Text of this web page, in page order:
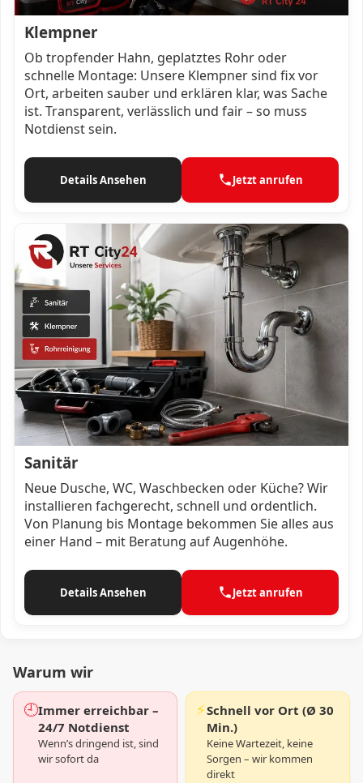
Klempner
Ob tropfender Hahn, geplatztes Rohr oder
schnelle Montage: Unsere Klempner sind fix vor
Ort, arbeiten sauber und erklären klar, was Sache
ist. Transparent, verlässlich und fair – so muss
Notdienst sein.
Details Ansehen Jetzt anrufen
Sanitär
Neue Dusche, WC, Waschbecken oder Küche? Wir
installieren fachgerecht, schnell und ordentlich.
Von Planung bis Montage bekommen Sie alles aus
einer Hand – mit Beratung auf Augenhöhe.
Details Ansehen Jetzt anrufen
Warum wir
🕘Immer erreichbar –
24/7 Notdienst
Wenn’s dringend ist, sind
wir sofort da
⚡Schnell vor Ort (Ø 30
Min.)
Keine Wartezeit, keine
Sorgen – wir kommen
direkt